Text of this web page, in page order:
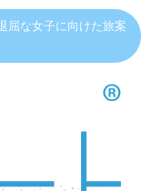
屈な女子に向けた旅案